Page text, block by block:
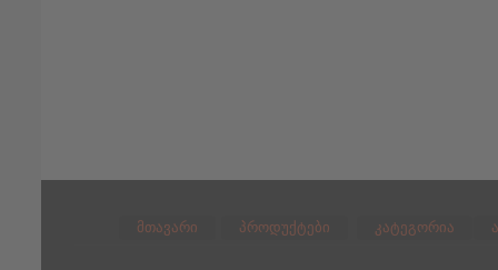
მთავარი პროდუქტები კატეგორია